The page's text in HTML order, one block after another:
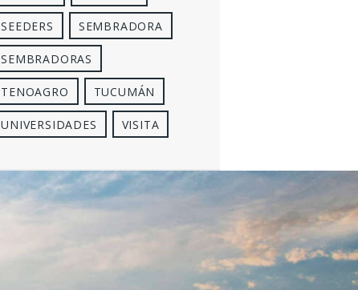
SEEDERS SEMBRADORA
SEMBRADORAS
TENOAGRO TUCUMÁN
UNIVERSIDADES VISITA